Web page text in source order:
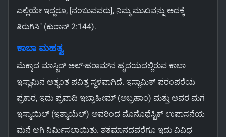
ಎಲ್ಲಿಯೇ ಇದ್ದರೂ, [ನಂಬುವವರು], ನಿಮ್ಮ ಮುಖವನ್ನು ಅದಕ್ಕೆ
ತಿರುಗಿಸಿ" (ಕುರಾನ್ 2:144).
ಕಾಬಾ ಮಹತ್ವ
ಮೆಕ್ಕಾದ ಮಾಸ್ಜಿದ್ ಅಲ್-ಹರಾಮ್‌ನ ಹೃದಯದಲ್ಲಿರುವ ಕಾಬಾ
ಇಸ್ಲಾಮಿನ ಅತ್ಯಂತ ಪವಿತ್ರ ಸ್ಥಳವಾಗಿದೆ. ಇಸ್ಲಾಮಿಕ್ ಪರಂಪರೆಯ
ಪ್ರಕಾರ, ಇದು ಪ್ರವಾದಿ ಇಬ್ರಾಹೀಮ್ (ಅಬ್ರಹಾಂ) ಮತ್ತು ಅವರ ಮಗ
ಇಸ್ಮಾಯಿಲ್ (ಇಶ್ಮಾಯೆಲ್) ಅವರಿಂದ ಮೊನೊಥೆಸ್ಟಿಕ್ ಉಪಾಸನೆಯ
ಮನೆ ಆಗಿ ನಿರ್ಮಿಸಲಾಯಿತು. ಶತಮಾನದವರೆಗೂ ಇದು ವಿವಿಧ